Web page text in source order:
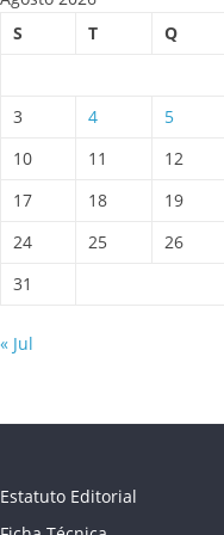
S
T Q
3
4 5
10
11 12
17
18 19
24
25 26
31
« Jul
Estatuto Editorial